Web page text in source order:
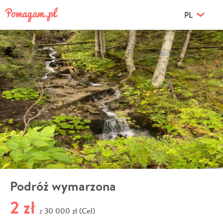
PL
Podróż wymarzona
2 zł z 30 000 zł (Cel)